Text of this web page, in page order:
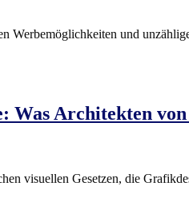
Werbemöglichkeiten und
Was Architekten
visuellen Gesetzen, die